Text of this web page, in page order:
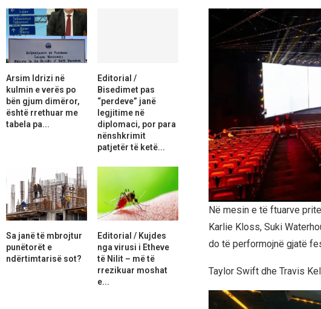
Në mesin e të ftuarve
Karlie Kloss, Suki
do të performojnë gjatë
Taylor Swift dhe Travis
Arsim Idrizi në
kulmin e verës po
bën gjum dimëror,
është rrethuar me
tabela pa...
Editorial /
Bisedimet pas
“perdeve” janë
legjitime në
diplomaci, por para
nënshkrimit
patjetër të ketë...
Sa janë të mbrojtur
punëtorët e
ndërtimtarisë sot?
Editorial / Kujdes
nga virusi i Etheve
të Nilit – më të
rrezikuar moshat
e...